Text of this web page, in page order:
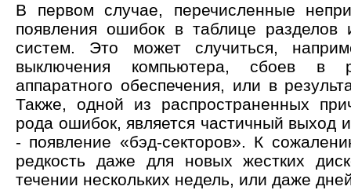
В первом случае, перечисленные
появления ошибок в таблице разделов
систем. Это может случиться,
выключения компьютера, сбоев в
аппаратного обеспечения, или в
Также, одной из распространенных
рода ошибок, является частичный выход
- появление «бэд-секторов». К
редкость даже для новых жестких
течении нескольких недель, или даже